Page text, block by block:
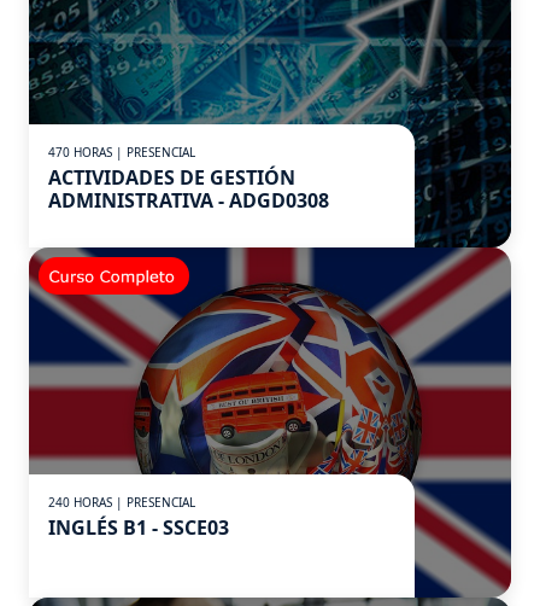
470 HORAS | PRESENCIAL
ACTIVIDADES DE GESTIÓN
ADMINISTRATIVA - ADGD0308
240 HORAS | PRESENCIAL
INGLÉS B1 - SSCE03